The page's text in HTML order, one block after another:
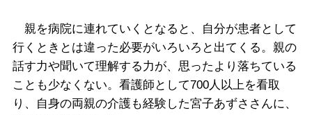
親を病院に連れていくとなると、自分が患者として
行くときとは違った必要がいろいろと出てくる。親の
話す力や聞いて理解する力が、思ったより落ちている
ことも少なくない。看護師として700人以上を看取
り、自身の両親の介護も経験した宮子あずささんに、